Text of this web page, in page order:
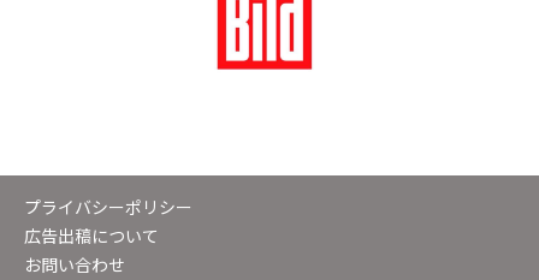
プライバシーポリシー
広告出稿について
お問い合わせ